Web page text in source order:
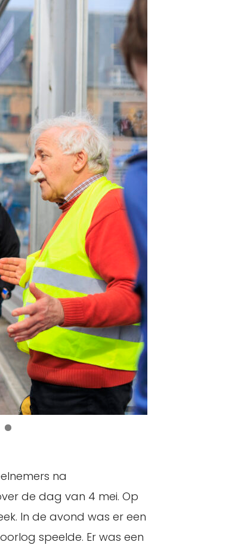
5
na
de dag van 4 mei. Op
In de avond was er een
speelde. Er was een